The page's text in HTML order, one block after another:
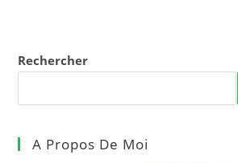
Rechercher
A Propos De Moi